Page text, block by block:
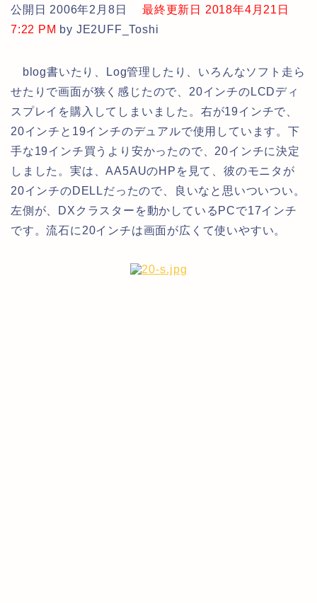
公開日 2006年2月8日
最終更新日 2018年4月21日
7:22 PM by JE2UFF_Toshi
blog書いたり、Log管理したり、いろんなソフト走ら
せたりで画面が狭く感じたので、20インチのLCDディ
スプレイを購入してしまいました。右が19インチで、
20インチと19インチのデュアルで使用しています。下
手な19インチ買うより安かったので、20インチに決定
しました。実は、AA5AUのHPを見て、彼のモニタが
20インチのDELLだったので、良いなと思いついつい。
左側が、DXクラスターを動かしているPCで17インチ
です。流石に20インチは画面が広くて使いやすい。